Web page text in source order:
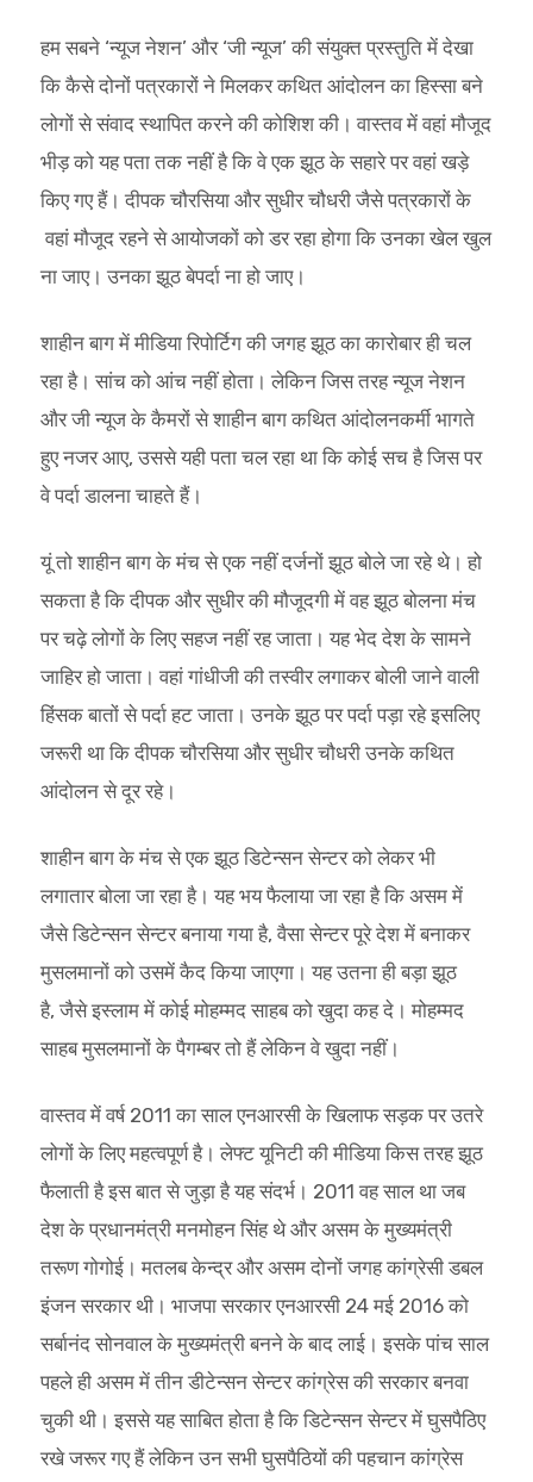
हम सबने ‘न्यूज नेशन’ और ‘जी न्यूज’ की संयुक्त प्रस्तुति में देखा
कि कैसे दोनों पत्रकारों ने मिलकर कथित आंदोलन का हिस्सा बने
लोगों से संवाद स्थापित करने की कोशिश की। वास्तव में वहां मौजूद
भीड़ को यह पता तक नहीं है कि वे एक झूठ के सहारे पर वहां खड़े
किए गए हैं। दीपक चौरसिया और सुधीर चौधरी जैसे पत्रकारों के
वहां मौजूद रहने से आयोजकों को डर रहा होगा कि उनका खेल खुल
ना जाए। उनका झूठ बेपर्दा ना हो जाए।
शाहीन बाग में मीडिया रिपोर्टिग की जगह झूठ का कारोबार ही चल
रहा है। सांच को आंच नहीं होता। लेकिन जिस तरह न्यूज नेशन
और जी न्यूज के कैमरों से शाहीन बाग कथित आंदोलनकर्मी भागते
हुए नजर आए, उससे यही पता चल रहा था कि कोई सच है जिस पर
वे पर्दा डालना चाहते हैं।
यूं तो शाहीन बाग के मंच से एक नहीं दर्जनों झूठ बोले जा रहे थे। हो
सकता है कि दीपक और सुधीर की मौजूदगी में वह झूठ बोलना मंच
पर चढ़े लोगों के लिए सहज नहीं रह जाता। यह भेद देश के सामने
जाहिर हो जाता। वहां गांधीजी की तस्वीर लगाकर बोली जाने वाली
हिंसक बातों से पर्दा हट जाता। उनके झूठ पर पर्दा पड़ा रहे इसलिए
जरूरी था कि दीपक चौरसिया और सुधीर चौधरी उनके कथित
आंदोलन से दूर रहे।
शाहीन बाग के मंच से एक झूठ डिटेन्सन सेन्टर को लेकर भी
लगातार बोला जा रहा है। यह भय फैलाया जा रहा है कि असम में
जैसे डिटेन्सन सेन्टर बनाया गया है, वैसा सेन्टर पूरे देश में बनाकर
मुसलमानों को उसमें कैद किया जाएगा। यह उतना ही बड़ा झूठ
है, जैसे इस्लाम में कोई मोहम्मद साहब को खुदा कह दे। मोहम्मद
साहब मुसलमानों के पैगम्बर तो हैं लेकिन वे खुदा नहीं।
वास्तव में वर्ष 2011 का साल एनआरसी के खिलाफ सड़क पर उतरे
लोगों के लिए महत्वपूर्ण है। लेफ्ट यूनिटी की मीडिया किस तरह झूठ
फैलाती है इस बात से जुड़ा है यह संदर्भ। 2011 वह साल था जब
देश के प्रधानमंत्री मनमोहन सिंह थे और असम के मुख्यमंत्री
तरूण गोगोई। मतलब केन्द्र और असम दोनों जगह कांग्रेसी डबल
इंजन सरकार थी। भाजपा सरकार एनआरसी 24 मई 2016 को
सर्बानंद सोनवाल के मुख्यमंत्री बनने के बाद लाई। इसके पांच साल
पहले ही असम में तीन डीटेन्सन सेन्टर कांग्रेस की सरकार बनवा
चुकी थी। इससे यह साबित होता है कि डिटेन्सन सेन्टर में घुसपैठिए
रखे जरूर गए हैं लेकिन उन सभी घुसपैठियों की पहचान कांग्रेस